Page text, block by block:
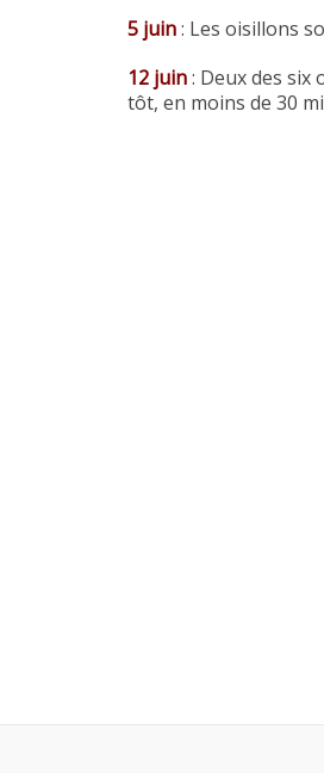
5 juin: Les oisillons
12 juin: Deux des
tôt, en moins de 30